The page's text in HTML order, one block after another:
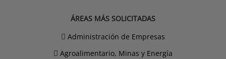
ÁREAS MÁS SOLICITADAS
Administración de Empresas
Agroalimentario, Minas y Energía